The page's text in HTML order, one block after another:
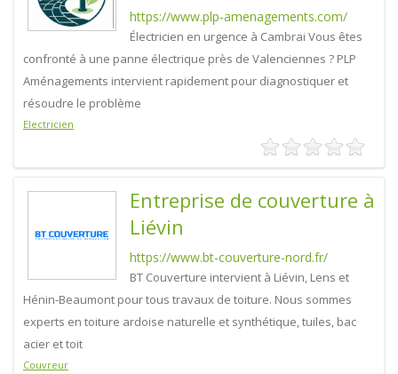
https://www.plp-amenagements.com/
Électricien en urgence à Cambrai Vous êtes
confronté à une panne électrique près de Valenciennes ? PLP
Aménagements intervient rapidement pour diagnostiquer et
résoudre le problème
Electricien
Entreprise de couverture à
Liévin
https://www.bt-couverture-nord.fr/
BT Couverture intervient à Liévin, Lens et
Hénin-Beaumont pour tous travaux de toiture. Nous sommes
experts en toiture ardoise naturelle et synthétique, tuiles, bac
acier et toit
Couvreur